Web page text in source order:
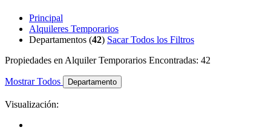
Principal
Alquileres Temporarios
Departamentos (42) Sacar Todos los Filtros
Propiedades en Alquiler Temporarios Encontradas: 42
Mostrar Todos Departamento
Visualización: